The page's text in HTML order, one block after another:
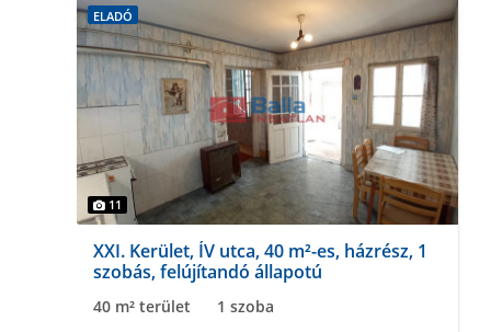
ELADÓ
11
XXI. Kerület, ÍV utca, 40 m²-es, házrész, 1
szobás, felújítandó állapotú
40 m² terület 1 szoba